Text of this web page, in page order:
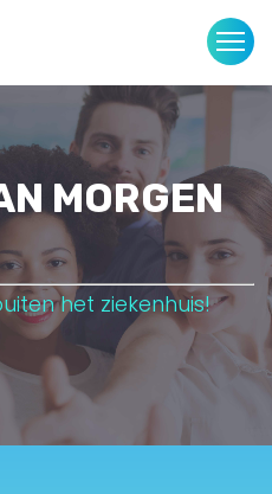
MORGEN
het ziekenhuis!